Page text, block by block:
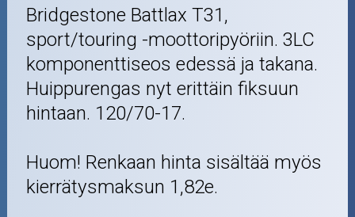
Bridgestone Battlax T31,
sport/touring -moottoripyöriin. 3LC
komponenttiseos edessä ja takana.
Huippurengas nyt erittäin fiksuun
hintaan. 120/70-17.
Huom! Renkaan hinta sisältää myös
kierrätysmaksun 1,82e.